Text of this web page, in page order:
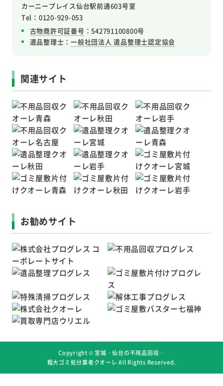
カーニープレイス仙台駅前通603号室
Tel：0120-929-053
古物商許可証番号 ：542791100800号
遺品整理士： 一般社団法人 遺品整理士認定協会
関連サイト
お勧めサイト
Copyright ©宮城・仙台の不用品回収・
粗大ゴミ処分業者クオーレ All Rights Reserved.